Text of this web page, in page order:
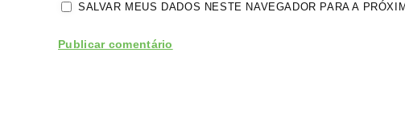
SALVAR MEUS DADOS NESTE NAVEGADOR PARA A